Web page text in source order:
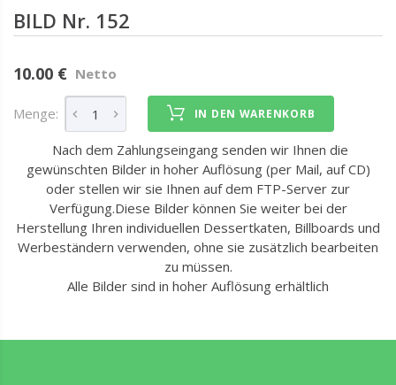
BILD Nr. 152
10.00 € Netto
Menge: IN DEN WARENKORB
Nach dem Zahlungseingang senden wir Ihnen die
gewünschten Bilder in hoher Auflösung (per Mail, auf CD)
oder stellen wir sie Ihnen auf dem FTP-Server zur
Verfügung.Diese Bilder können Sie weiter bei der
Herstellung Ihren individuellen Dessertkaten, Billboards und
Werbeständern verwenden, ohne sie zusätzlich bearbeiten
zu müssen.
Alle Bilder sind in hoher Auflösung erhältlich